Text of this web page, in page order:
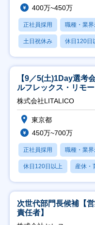
400万~450万
正社員採用 職種・業
土日祝休み 休日120日
【9／5(土)1Day選考
ルフレックス・リモ
株式会社LITALICO
東京都
450万~700万
正社員採用 職種・業
休日120日以上 産休・
次世代部門長候補【
責任者】